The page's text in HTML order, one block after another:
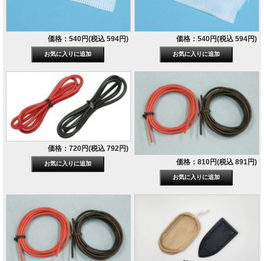
価格：540円(税込 594円) 価格：540円(税込 594円)
価格：720円(税込 792円)
価格：810円(税込 891円)